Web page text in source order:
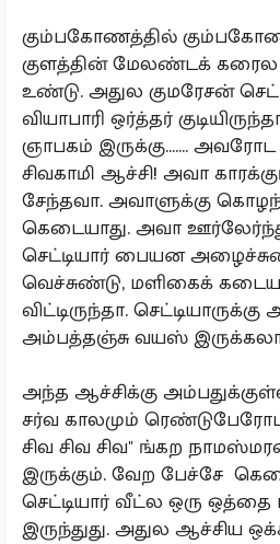
கும்பகோணத்தில்
குளத்தின் மேலண்டக் கரைல
உண்டு. அதுல குமரேசன்
வியாபாரி ஒர்த்தர்
ஞாபகம் இருக்கு.......
சிவகாமி ஆச்சி! அவா
சேந்தவா. அவாளுக்கு
கெடையாது. அவா
செட்டியார் பையன
வெச்சுண்டு, மளிகைக்
விட்டிருந்தா.
அம்பத்தஞ்சு வயஸ்
அந்த ஆச்சிக்கு
சர்வ காலமும்
சிவ சிவ சிவ" ங்கற
இருக்கும். வேற பேச்சே
செட்டியார் வீட்ல ஒரு ஒத்தை
இருந்துது. அதுல ஆச்சிய